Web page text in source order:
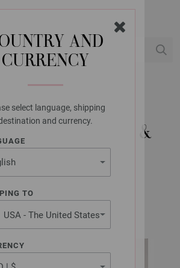
AND
CURRENCY
select language, shipping
and currency.
TO
USA - The United States
LANA GROSSA
NO. 2 &
CASSATA
| Modèle 35 / Tricot 33 Modèle 40